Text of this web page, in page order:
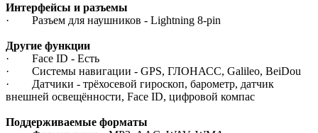
Интерфейсы и разъемы
· Разъем для наушников - Lightning 8-pin
Другие функции
· Face ID - Есть
· Системы навигации - GPS, ГЛОНАСС, Galileo, BeiDou
· Датчики - трёхосевой гироскоп, барометр, датчик
внешней освещённости, Face ID, цифровой компас
Поддерживаемые форматы